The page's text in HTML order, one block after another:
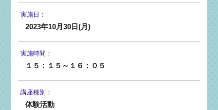
実施日：
2023年10月30日(月)
実施時間：
１５：１５～１６：０５
講座種別：
体験活動